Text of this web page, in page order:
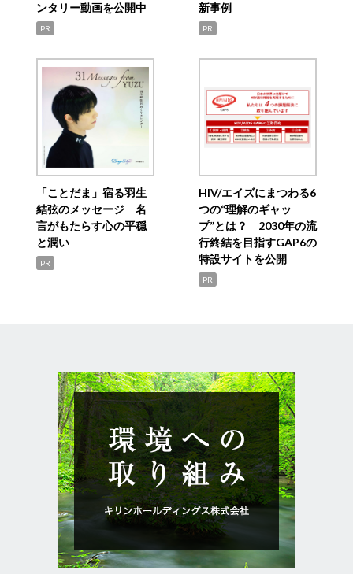
ンタリー動画を公開中
PR
新事例
PR
「ことだま」宿る羽生
結弦のメッセージ 名
言がもたらす心の平穏
と潤い
PR
HIV/エイズにまつわる6
つの“理解のギャッ
プ”とは？ 2030年の流
行終結を目指すGAP6の
特設サイトを公開
PR